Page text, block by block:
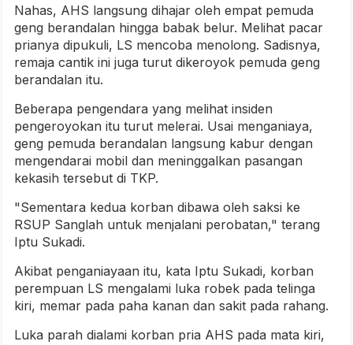
Nahas, AHS langsung dihajar oleh empat pemuda
geng berandalan hingga babak belur. Melihat pacar
prianya dipukuli, LS mencoba menolong. Sadisnya,
remaja cantik ini juga turut dikeroyok pemuda geng
berandalan itu.
Beberapa pengendara yang melihat insiden
pengeroyokan itu turut melerai. Usai menganiaya,
geng pemuda berandalan langsung kabur dengan
mengendarai mobil dan meninggalkan pasangan
kekasih tersebut di TKP.
"Sementara kedua korban dibawa oleh saksi ke
RSUP Sanglah untuk menjalani perobatan," terang
Iptu Sukadi.
Akibat penganiayaan itu, kata Iptu Sukadi, korban
perempuan LS mengalami luka robek pada telinga
kiri, memar pada paha kanan dan sakit pada rahang.
Luka parah dialami korban pria AHS pada mata kiri,